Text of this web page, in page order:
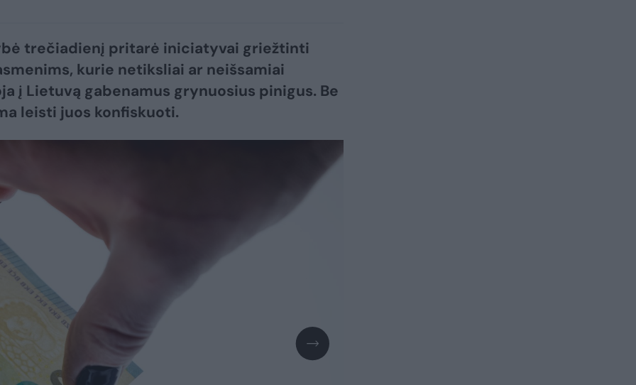
trečiadienį pritarė iniciatyvai griežtinti
kurie netiksliai ar neišsamiai
į Lietuvą gabenamus grynuosius pinigus. Be
leisti juos konfiskuoti.